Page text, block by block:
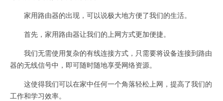
家用路由器的出现，可以说极大地方便了我们的生活。
首先，家用路由器让我们的上网方式更加便捷。
我们无需使用复杂的有线连接方式，只需要将设备连接到路由
器的无线信号中，即可随时随地享受网络资源。
这使得我们可以在家中任何一个角落轻松上网，提高了我们的
工作和学习效率。